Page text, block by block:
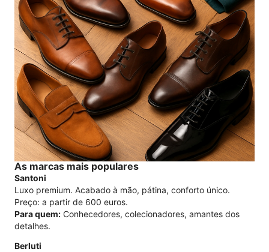
As marcas mais populares
Santoni
Luxo premium. Acabado à mão, pátina, conforto único.
Preço: a partir de 600 euros.
Para quem: Conhecedores, colecionadores, amantes dos
detalhes.
Berluti